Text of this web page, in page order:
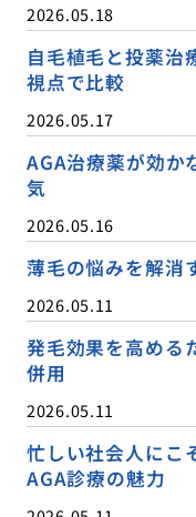
2026.05.18
自毛植毛と投薬治
視点で比較
2026.05.17
AGA治療薬が効か
気
2026.05.16
薄毛の悩みを解消
2026.05.11
発毛効果を高める
併用
2026.05.11
忙しい社会人にこ
AGA診療の魅力